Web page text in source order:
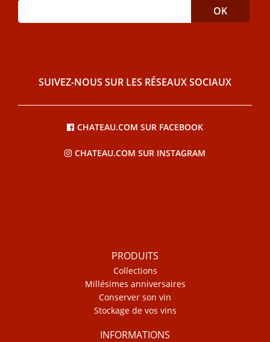
SUIVEZ-NOUS SUR LES RÉSEAUX SOCIAUX
CHATEAU.COM SUR FACEBOOK
CHATEAU.COM SUR INSTAGRAM
PRODUITS
Collections
Millésimes anniversaires
Conserver son vin
Stockage de vos vins
INFORMATIONS